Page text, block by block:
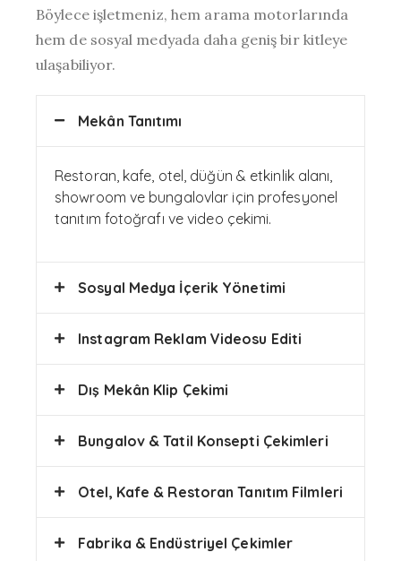
Böylece işletmeniz, hem arama motorlarında
hem de sosyal medyada daha geniş bir kitleye
ulaşabiliyor.
Mekân Tanıtımı
Restoran, kafe, otel, düğün & etkinlik alanı,
showroom ve bungalovlar için profesyonel
tanıtım fotoğrafı ve video çekimi.
Sosyal Medya İçerik Yönetimi
Instagram Reklam Videosu Editi
Dış Mekân Klip Çekimi
Bungalov & Tatil Konsepti Çekimleri
Otel, Kafe & Restoran Tanıtım Filmleri
Fabrika & Endüstriyel Çekimler